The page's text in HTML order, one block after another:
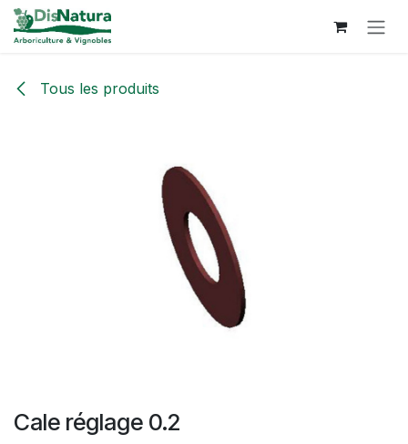
Se rendre au contenu
Tous les produits
Cale réglage 0.2